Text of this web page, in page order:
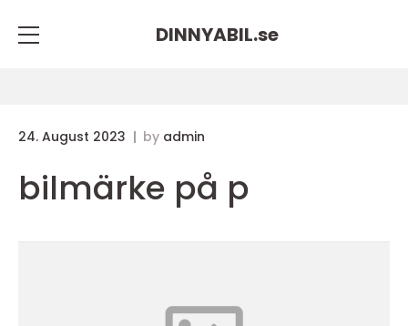
DINNYABIL.se
24. August 2023 by admin
bilmärke på p